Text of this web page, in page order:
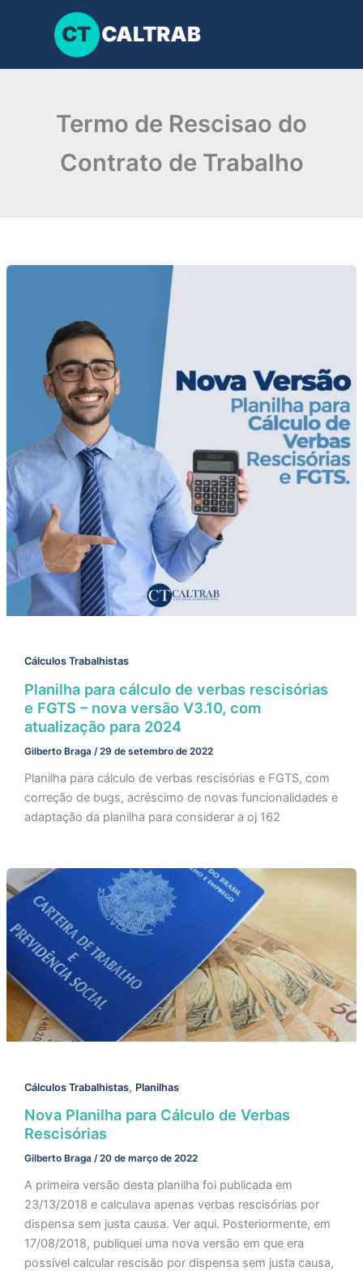
conteúdo
Termo de Rescisao do
Contrato de Trabalho
Cálculos Trabalhistas
Planilha para cálculo de verbas rescisórias
e FGTS – nova versão V3.10, com
atualização para 2024
Gilberto Braga /29 de setembro de 2022
Planilha para cálculo de verbas rescisórias e FGTS, com
correção de bugs, acréscimo de novas funcionalidades e
adaptação da planilha para considerar a oj 162
Cálculos Trabalhistas, Planilhas
Nova Planilha para Cálculo de Verbas
Rescisórias
Gilberto Braga /20 de março de 2022
A primeira versão desta planilha foi publicada em
23/13/2018 e calculava apenas verbas rescisórias por
dispensa sem justa causa. Ver aqui. Posteriormente, em
17/08/2018, publiquei uma nova versão em que era
possível calcular rescisão por dispensa sem justa causa,